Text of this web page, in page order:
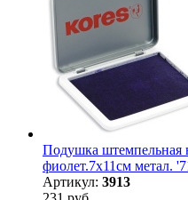
Подушка штемпельная
фиолет.7х11см метал.
Артикул: 3913